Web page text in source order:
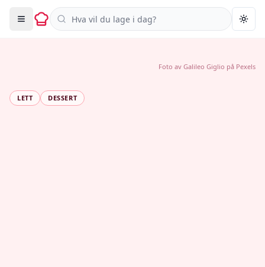
Søk i oppskrifter
LETT DESSERT
Foto av Galileo Giglio på Pexels